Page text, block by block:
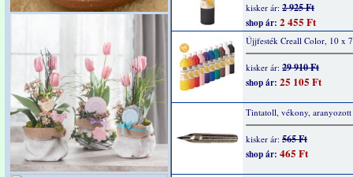
kisker ár: 2 925 Ft
shop ár: 2 455 Ft
Újjfesték Creall Color, 10 x
kisker ár: 29 910 Ft
shop ár: 25 105 Ft
Tintatoll, vékony, aranyozott
kisker ár: 565 Ft
shop ár: 465 Ft